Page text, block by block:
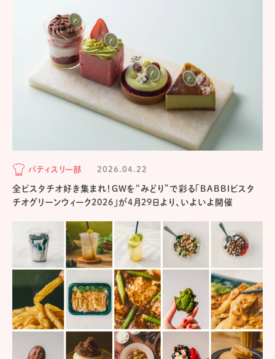
パティスリー部 2026.04.22
全ピスタチオ好き集まれ！GWを“みどり”で彩る「BABBIピスタ
チオグリーンウィーク2026」が4月29日より、いよいよ開催